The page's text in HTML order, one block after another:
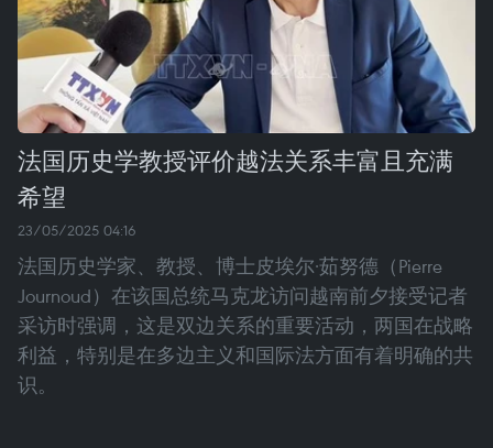
法国历史学教授评价越法关系丰富且充满
希望
23/05/2025 04:16
法国历史学家、教授、博士皮埃尔·茹努德（Pierre
Journoud）在该国总统马克龙访问越南前夕接受记者
采访时强调，这是双边关系的重要活动，两国在战略
利益，特别是在多边主义和国际法方面有着明确的共
识。